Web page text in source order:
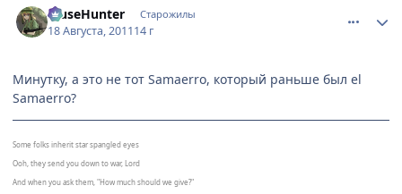
MuseHunter Старожилы
18 Августа, 201114 г
Минутку, а это не тот Samaerro, который раньше был el
Samaerro?
Some folks inherit star spangled eyes
Ooh, they send you down to war, Lord
And when you ask them, "How much should we give?"